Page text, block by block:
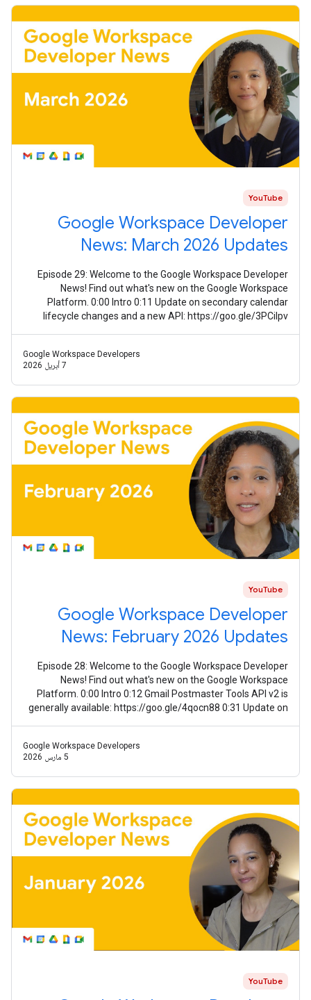
YouTube
Google Workspace Developer
News: March 2026 Updates
Episode 29: Welcome to the Google Workspace Developer
News! Find out what's new on the Google Workspace
Platform. 0:00 Intro 0:11 Update on secondary calendar
lifecycle changes and a new API: https://goo.gle/3PCilpv
Google Workspace Developers
7 أبريل 2026
YouTube
Google Workspace Developer
News: February 2026 Updates
Episode 28: Welcome to the Google Workspace Developer
News! Find out what's new on the Google Workspace
Platform. 0:00 Intro 0:12 Gmail Postmaster Tools API v2 is
generally available: https://goo.gle/4qocn88 0:31 Update on
Google Workspace Developers
5 مارس 2026
YouTube